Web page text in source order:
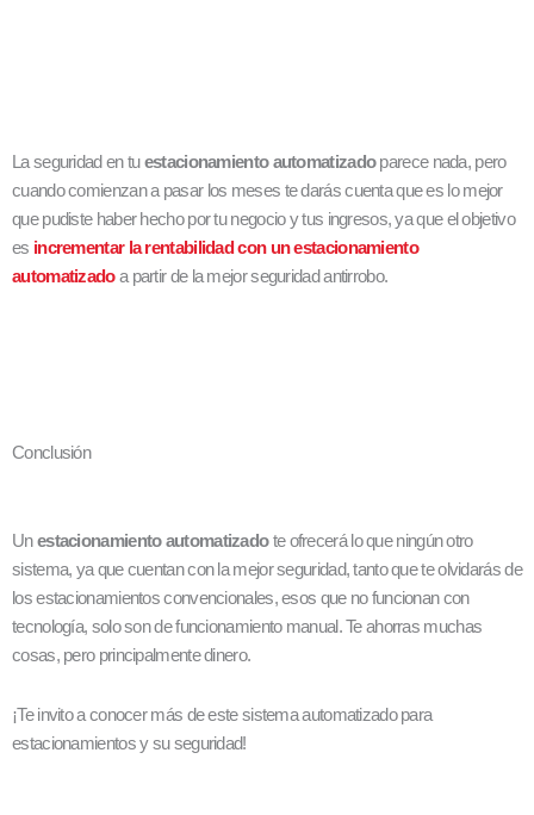
La seguridad en tuestacionamiento automatizadoparece nada, pero
cuando comienzan a pasar los meses te darás cuenta que es lo mejor
que pudiste haber hecho por tu negocio y tus ingresos, ya que el objetivo
es incrementar la rentabilidad con un estacionamiento
automatizadoa partir de la mejor seguridad antirrobo.
Conclusión
Unestacionamiento automatizadote ofrecerá lo que ningún otro
sistema, ya que cuentan con la mejor seguridad, tanto que te olvidarás de
los estacionamientos convencionales, esos que no funcionan con
tecnología, solo son de funcionamiento manual. Te ahorras muchas
cosas, pero principalmente dinero.
¡Te invito a conocer más de este sistema automatizado para
estacionamientos y su seguridad!